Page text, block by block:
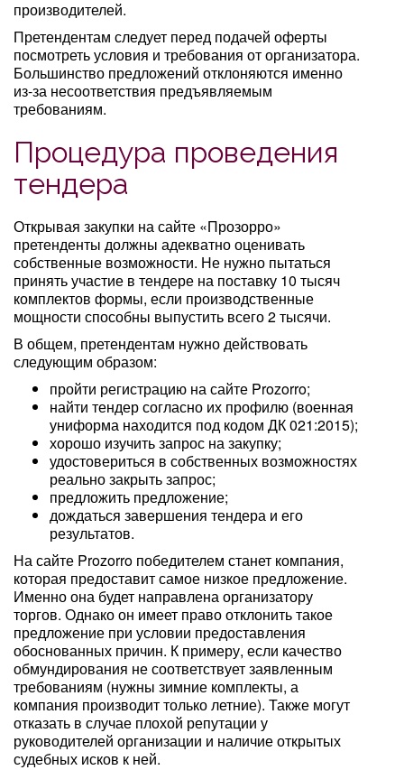
производителей.
Претендентам следует перед подачей оферты
посмотреть условия и требования от организатора.
Большинство предложений отклоняются именно
из-за несоответствия предъявляемым
требованиям.
Процедура проведения
тендера
Открывая закупки на сайте «Прозорро»
претенденты должны адекватно оценивать
собственные возможности. Не нужно пытаться
принять участие в тендере на поставку 10 тысяч
комплектов формы, если производственные
мощности способны выпустить всего 2 тысячи.
В общем, претендентам нужно действовать
следующим образом:
пройти регистрацию на сайте Prozorro;
найти тендер согласно их профилю (военная
униформа находится под кодом ДК 021:2015);
хорошо изучить запрос на закупку;
удостовериться в собственных возможностях
реально закрыть запрос;
предложить предложение;
дождаться завершения тендера и его
результатов.
На сайте Prozorro победителем станет компания,
которая предоставит самое низкое предложение.
Именно она будет направлена организатору
торгов. Однако он имеет право отклонить такое
предложение при условии предоставления
обоснованных причин. К примеру, если качество
обмундирования не соответствует заявленным
требованиям (нужны зимние комплекты, а
компания производит только летние). Также могут
отказать в случае плохой репутации у
руководителей организации и наличие открытых
судебных исков к ней.